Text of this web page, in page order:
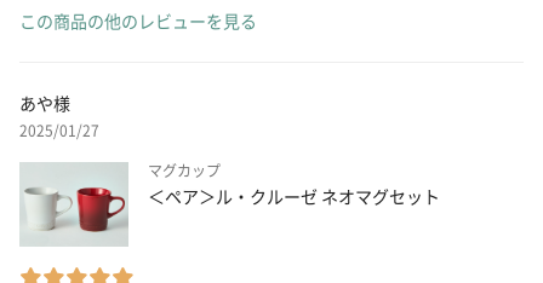
この商品の他のレビューを見る
あや様
2025/01/27
マグカップ
＜ペア＞ル・クルーゼ ネオマグセット